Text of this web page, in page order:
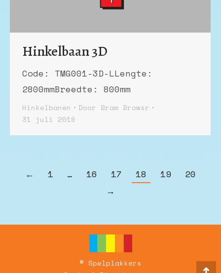
Hinkelbaan 3D
Code: TMG001-3D-LLengte:
2800mmBreedte: 800mm
Hinkelbanen Door Bram Browsr
31 juli 2019
← 1 … 16 17 18 19
20
→
© Spelplakkers